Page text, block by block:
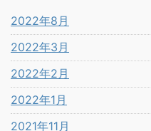
2022年8月
2022年3月
2022年2月
2022年1月
2021年11月